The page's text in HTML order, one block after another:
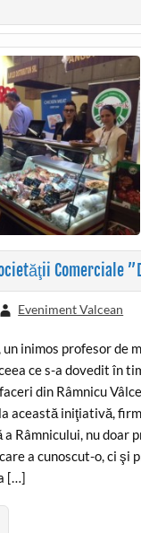
Comerciale
Eveniment Valcean
un inimos profesor de
ce s-a dovedit în
din Râmnicu
această iniţiativă,
Râmnicului, nu doar
a cunoscut-o, ci şi
[…]